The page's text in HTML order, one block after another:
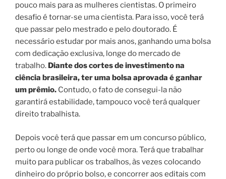
pouco mais para as mulheres cientistas. O primeiro
desafio é tornar-se uma cientista. Para isso, você terá
que passar pelo mestrado e pelo doutorado. É
necessário estudar por mais anos, ganhando uma bolsa
com dedicação exclusiva, longe do mercado de
trabalho. Diante dos cortes de investimento na
ciência brasileira, ter uma bolsa aprovada é ganhar
um prêmio. Contudo, o fato de consegui-la não
garantirá estabilidade, tampouco você terá qualquer
direito trabalhista.
Depois você terá que passar em um concurso público,
perto ou longe de onde você mora. Terá que trabalhar
muito para publicar os trabalhos, às vezes colocando
dinheiro do próprio bolso, e concorrer aos editais com